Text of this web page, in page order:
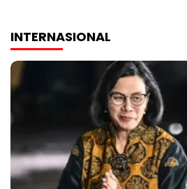
INTERNASIONAL